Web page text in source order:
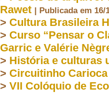
Rawet | Publicada em 16/
> Cultura Brasileira
> Curso “Pensar o
Garric e Valérie
> História e culturas
> Circuitinho
> VII Colóquio de